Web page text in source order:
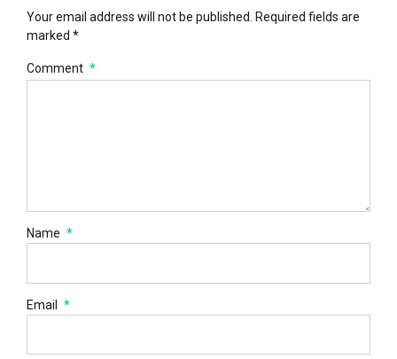
Your email address will not be published. Required fields are
marked *
Comment *
Name *
Email *